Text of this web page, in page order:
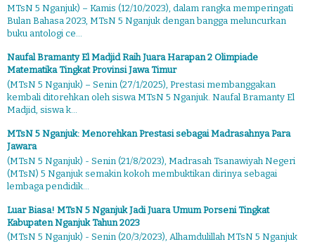
MTsN 5 Nganjuk) – Kamis (12/10/2023), dalam rangka memperingati
Bulan Bahasa 2023, MTsN 5 Nganjuk dengan bangga meluncurkan
buku antologi ce...
Naufal Bramanty El Madjid Raih Juara Harapan 2 Olimpiade
Matematika Tingkat Provinsi Jawa Timur
(MTsN 5 Nganjuk) – Senin (27/1/2025), Prestasi membanggakan
kembali ditorehkan oleh siswa MTsN 5 Nganjuk. Naufal Bramanty El
Madjid, siswa k...
MTsN 5 Nganjuk: Menorehkan Prestasi sebagai Madrasahnya Para
Jawara
(MTsN 5 Nganjuk) - Senin (21/8/2023), Madrasah Tsanawiyah Negeri
(MTsN) 5 Nganjuk semakin kokoh membuktikan dirinya sebagai
lembaga pendidik...
Luar Biasa! MTsN 5 Nganjuk Jadi Juara Umum Porseni Tingkat
Kabupaten Nganjuk Tahun 2023
(MTsN 5 Nganjuk) - Senin (20/3/2023), Alhamdulillah MTsN 5 Nganjuk